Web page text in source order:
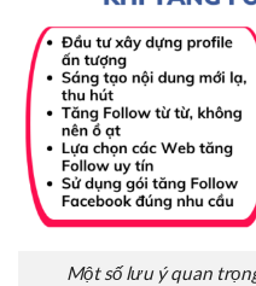
Một số lưu ý quan